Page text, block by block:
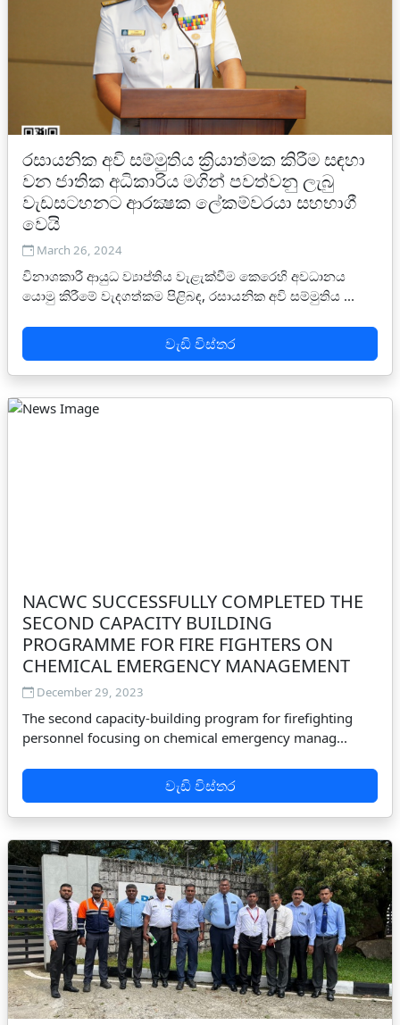
රසායනික අවි සම්මුතිය ක්‍රියාත්මක කිරීම සඳහා
වන ජාතික අධිකාරිය මගින් පවත්වනු ලැබු
වැඩසටහනට ආරක්‍ෂක ලේකම්වරයා සහභාගී
වෙයි
March 26, 2024
විනාශකාරී ආයුධ ව්‍යාප්තිය වැළැක්වීම කෙරෙහි අවධානය
යොමු කිරීමේ වැදගත්කම පිළිබඳ, රසායනික අවි සම්මුතිය ...
වැඩි විස්තර
NACWC SUCCESSFULLY COMPLETED THE
SECOND CAPACITY BUILDING
PROGRAMME FOR FIRE FIGHTERS ON
CHEMICAL EMERGENCY MANAGEMENT
December 29, 2023
The second capacity-building program for firefighting
personnel focusing on chemical emergency manag...
වැඩි විස්තර